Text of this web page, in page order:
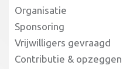
Organisatie
Sponsoring
Vrijwilligers gevraagd
Contributie & opzeggen